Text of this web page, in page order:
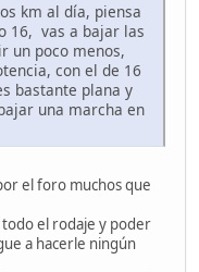
km al día, piensa
16, vas a bajar las
un poco menos,
con el de 16
bastante plana y
una marcha en
el foro muchos que
el rodaje y poder
a hacerle ningún